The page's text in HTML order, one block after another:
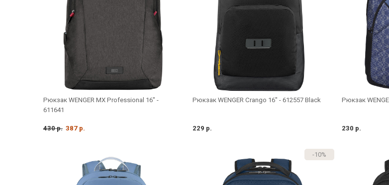
Рюкзак WENGER MX Professional 16" -
611641
430 р. 387 р.
Рюкзак WENGER Crango 16" - 612557 Black
229 р.
Рюкзак
230 р.
-10%